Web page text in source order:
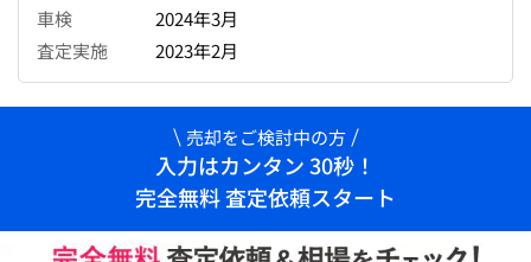
車検
2024年3月
査定実施
2023年2月
売却をご検討中の方
入力はカンタン 30秒！
完全無料 査定依頼スタート